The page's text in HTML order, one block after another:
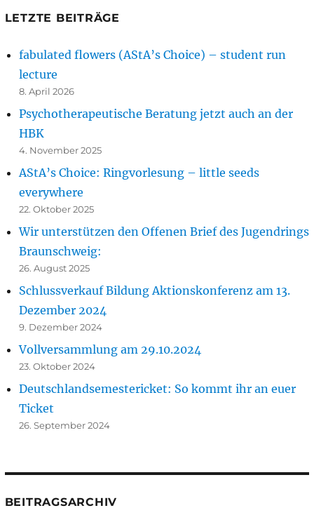
LETZTE BEITRÄGE
fabulated flowers (AStA’s Choice) – student run
lecture
8. April 2026
Psychotherapeutische Beratung jetzt auch an der
HBK
4. November 2025
AStA’s Choice: Ringvorlesung – little seeds
everywhere
22. Oktober 2025
Wir unterstützen den Offenen Brief des Jugendrings
Braunschweig:
26. August 2025
Schlussverkauf Bildung Aktionskonferenz am 13.
Dezember 2024
9. Dezember 2024
Vollversammlung am 29.10.2024
23. Oktober 2024
Deutschlandsemestericket: So kommt ihr an euer
Ticket
26. September 2024
BEITRAGSARCHIV